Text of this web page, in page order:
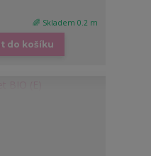
🌈 Skladem 0.2 m
do košíku